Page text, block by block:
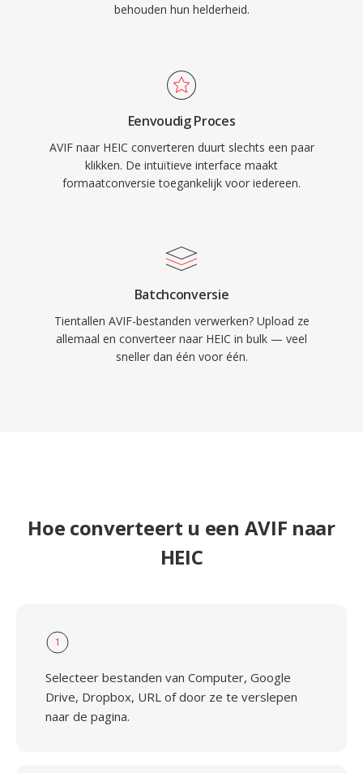
behouden hun helderheid.
Eenvoudig Proces
AVIF naar HEIC converteren duurt slechts een paar
klikken. De intuïtieve interface maakt
formaatconversie toegankelijk voor iedereen.
Batchconversie
Tientallen AVIF-bestanden verwerken? Upload ze
allemaal en converteer naar HEIC in bulk — veel
sneller dan één voor één.
Hoe converteert u een AVIF naar
HEIC
1
Selecteer bestanden van Computer, Google
Drive, Dropbox, URL of door ze te verslepen
naar de pagina.